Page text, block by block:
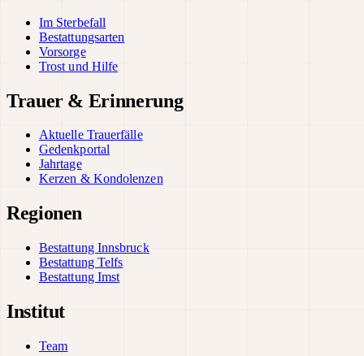
Im Sterbefall
Bestattungsarten
Vorsorge
Trost und Hilfe
Trauer & Erinnerung
Aktuelle Trauerfälle
Gedenkportal
Jahrtage
Kerzen & Kondolenzen
Regionen
Bestattung Innsbruck
Bestattung Telfs
Bestattung Imst
Institut
Team